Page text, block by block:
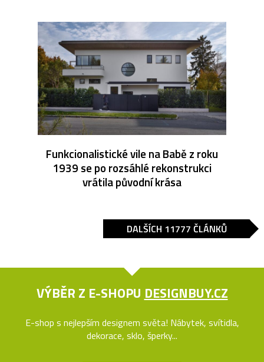
Funkcionalistické vile na Babě z roku
1939 se po rozsáhlé rekonstrukci
vrátila původní krása
DALŠÍCH 11777 ČLÁNKŮ
VÝBĚR Z E-SHOPU DESIGNBUY.CZ
E-shop s nejlepším designem světa! Nábytek, svítidla,
dekorace, sklo, šperky...